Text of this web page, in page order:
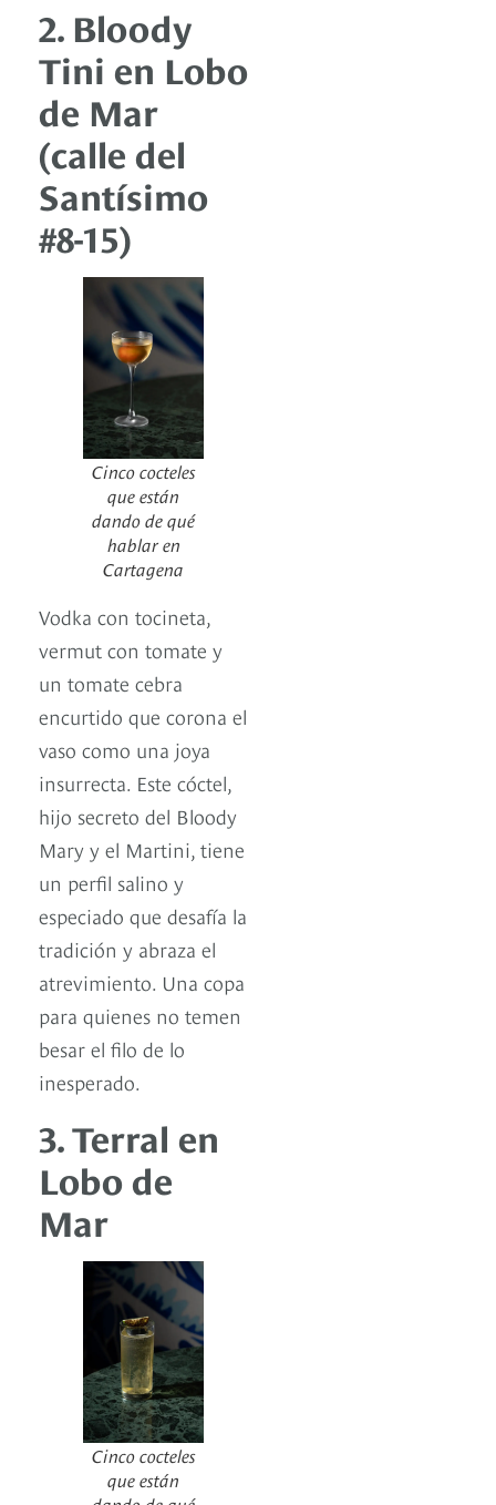
2. Bloody
Tini en Lobo
de Mar
(calle del
Santísimo
#8-15)
Cinco cocteles
que están
dando de qué
hablar en
Cartagena
Vodka con tocineta,
vermut con tomate y
un tomate cebra
encurtido que corona el
vaso como una joya
insurrecta. Este cóctel,
hijo secreto del Bloody
Mary y el Martini, tiene
un perfil salino y
especiado que desafía la
tradición y abraza el
atrevimiento. Una copa
para quienes no temen
besar el filo de lo
inesperado.
3. Terral en
Lobo de
Mar
Cinco cocteles
que están